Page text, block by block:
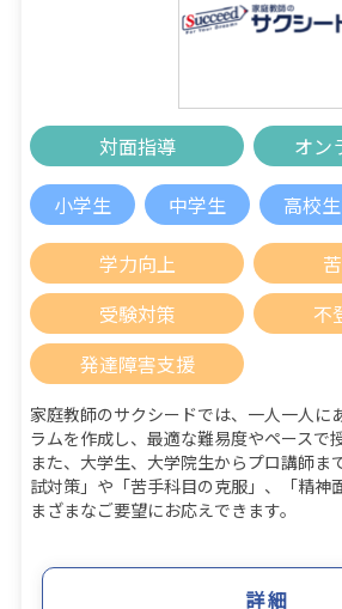
対面指導 オン
小学生 中学生 高校生
学力向上
受験対策
不
発達障害支援
家庭教師のサクシードでは、一人一人に
ラムを作成し、最適な難易度やペースで
また、大学生、大学院生からプロ講師ま
試対策」や「苦手科目の克服」、「精神
まざまなご要望にお応えできます。
詳細